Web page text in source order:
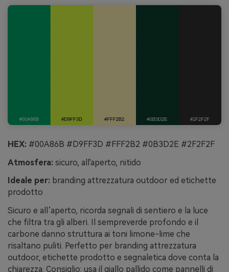
HEX: #00A86B #D9FF3D #FFF2B2 #0B3D2E #2F2F2F
Atmosfera: sicuro, all'aperto, nitido
Ideale per: branding attrezzatura outdoor ed etichette
prodotto
Sicuro e all’aperto, ricorda segnali di sentiero e la luce
che filtra tra gli alberi. Il sempreverde profondo e il
carbone danno struttura ai toni limone-lime che
risaltano puliti. Perfetto per branding attrezzatura
outdoor, etichette prodotto e segnaletica dove conta la
chiarezza. Consiglio: usa il giallo pallido come pannelli di